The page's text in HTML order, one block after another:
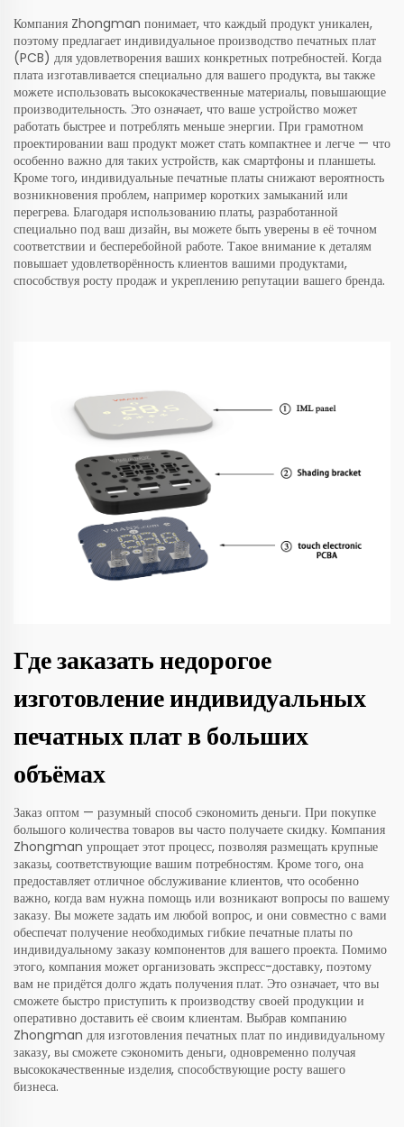
Компания Zhongman понимает, что каждый продукт уникален,
поэтому предлагает индивидуальное производство печатных плат
(PCB) для удовлетворения ваших конкретных потребностей. Когда
плата изготавливается специально для вашего продукта, вы также
можете использовать высококачественные материалы, повышающие
производительность. Это означает, что ваше устройство может
работать быстрее и потреблять меньше энергии. При грамотном
проектировании ваш продукт может стать компактнее и легче — что
особенно важно для таких устройств, как смартфоны и планшеты.
Кроме того, индивидуальные печатные платы снижают вероятность
возникновения проблем, например коротких замыканий или
перегрева. Благодаря использованию платы, разработанной
специально под ваш дизайн, вы можете быть уверены в её точном
соответствии и бесперебойной работе. Такое внимание к деталям
повышает удовлетворённость клиентов вашими продуктами,
способствуя росту продаж и укреплению репутации вашего бренда.
Где заказать недорогое
изготовление индивидуальных
печатных плат в больших
объёмах
Заказ оптом — разумный способ сэкономить деньги. При покупке
большого количества товаров вы часто получаете скидку. Компания
Zhongman упрощает этот процесс, позволяя размещать крупные
заказы, соответствующие вашим потребностям. Кроме того, она
предоставляет отличное обслуживание клиентов, что особенно
важно, когда вам нужна помощь или возникают вопросы по вашему
заказу. Вы можете задать им любой вопрос, и они совместно с вами
обеспечат получение необходимых гибкие печатные платы по
индивидуальному заказу компонентов для вашего проекта. Помимо
этого, компания может организовать экспресс-доставку, поэтому
вам не придётся долго ждать получения плат. Это означает, что вы
сможете быстро приступить к производству своей продукции и
оперативно доставить её своим клиентам. Выбрав компанию
Zhongman для изготовления печатных плат по индивидуальному
заказу, вы сможете сэкономить деньги, одновременно получая
высококачественные изделия, способствующие росту вашего
бизнеса.